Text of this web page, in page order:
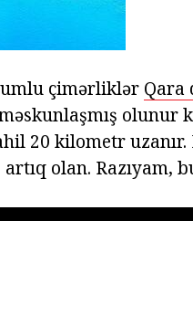
çimərliklər Qara
olunur
20 kilometr
olan. Razıyam,